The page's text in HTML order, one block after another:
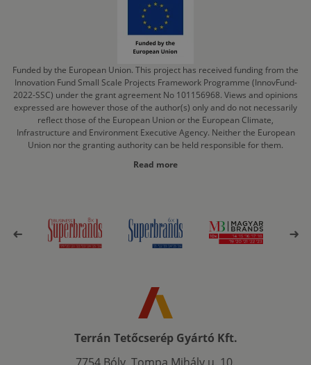
Funded by the European Union. This project has received funding from the
Innovation Fund Small Scale Projects Framework Programme (InnovFund-
2022-SSC) under the grant agreement No 101156968. Views and opinions
expressed are however those of the author(s) only and do not necessarily
reflect those of the European Union or the European Climate,
Infrastructure and Environment Executive Agency. Neither the European
Union nor the granting authority can be held responsible for them.
Read more
Terrán Tetőcserép Gyártó Kft.